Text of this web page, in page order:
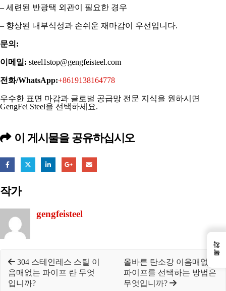
– 세련된 반광택 외관이 필요한 경우
– 향상된 내부식성과 손쉬운 재마감이 우선입니다.
문의:
이메일: steel1stop@gengfeisteel.com
전화/WhatsApp:+8619138164778
우수한 표면 마감과 글로벌 공급망 전문 지식을 원하시면
GengFei Steel을 선택하세요.
이 게시물을 공유하십시오
작가
gengfeisteel
304 스테인레스 스틸 이
음매없는 파이프 란 무엇
입니까?
올바른 탄소강 이음매없는
파이프를 선택하는 방법은
무엇입니까?
←
목차